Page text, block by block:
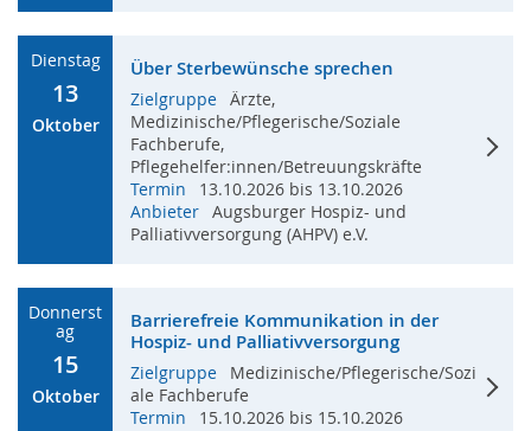
Dienstag
13
Oktober
Über Sterbewünsche sprechen
Zielgruppe Ärzte,
Medizinische/Pflegerische/Soziale
Fachberufe,
Pflegehelfer:innen/Betreuungskräfte
Termin
13.10.2026 bis 13.10.2026
Anbieter Augsburger Hospiz- und
Palliativversorgung (AHPV) e.V.
Donnerst
Ag
15
Oktober
Barrierefreie Kommunikation in der
Hospiz- und Palliativversorgung
Zielgruppe
Medizinische/Pflegerische/Sozi
ale Fachberufe
Termin
15.10.2026 bis 15.10.2026